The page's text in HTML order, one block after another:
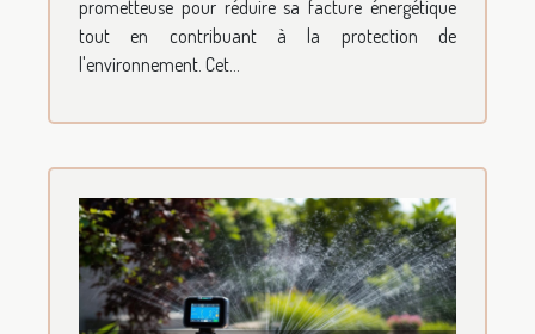
prometteuse pour réduire sa facture énergétique
tout en contribuant à la protection de
l'environnement. Cet...